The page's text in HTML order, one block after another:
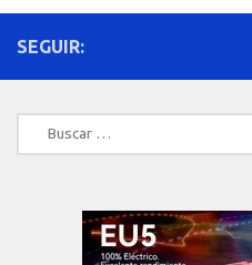
SEGUIR:
Buscar: